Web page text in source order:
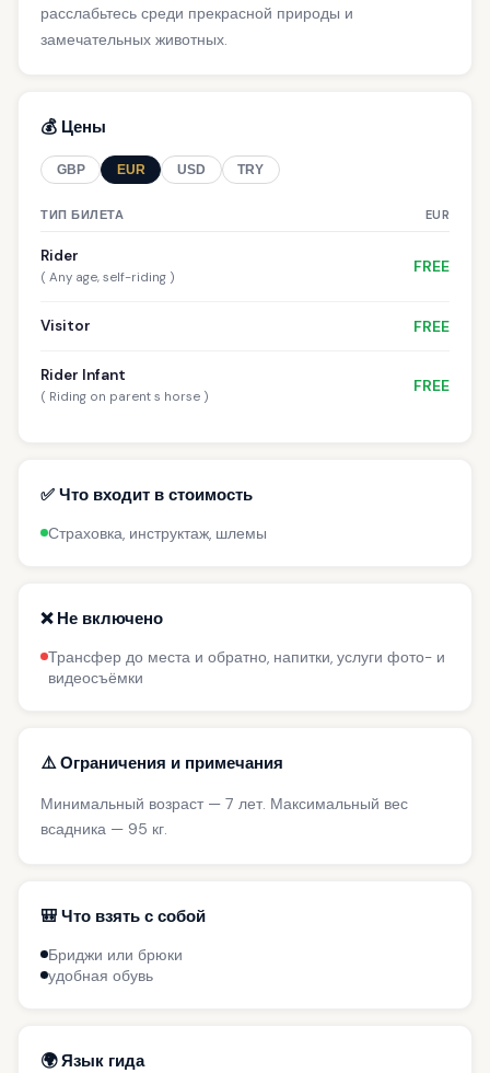
расслабьтесь среди прекрасной природы и
замечательных животных.
💰 Цены
GBP EUR USD TRY
ТИП БИЛЕТА EUR
Rider
( Any age, self-riding )
FREE
Visitor FREE
Rider Infant
( Riding on parent s horse )
FREE
✅ Что входит в стоимость
Страховка, инструктаж, шлемы
❌ Не включено
Трансфер до места и обратно, напитки, услуги фото- и
видеосъёмки
⚠️ Ограничения и примечания
Минимальный возраст — 7 лет. Максимальный вес
всадника — 95 кг.
🎒 Что взять с собой
Бриджи или брюки
удобная обувь
🌍 Язык гида